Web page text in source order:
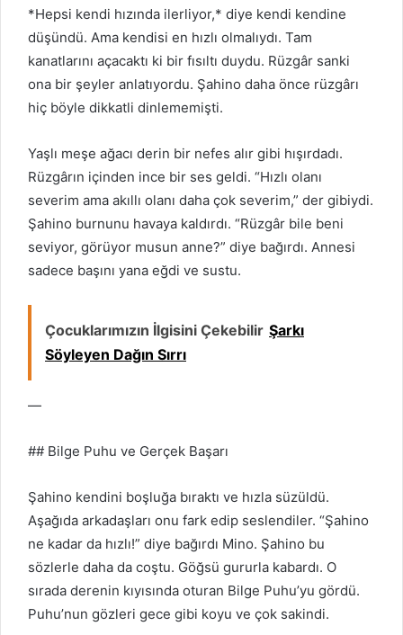
*Hepsi kendi hızında ilerliyor,* diye kendi kendine
düşündü. Ama kendisi en hızlı olmalıydı. Tam
kanatlarını açacaktı ki bir fısıltı duydu. Rüzgâr sanki
ona bir şeyler anlatıyordu. Şahino daha önce rüzgârı
hiç böyle dikkatli dinlememişti.
Yaşlı meşe ağacı derin bir nefes alır gibi hışırdadı.
Rüzgârın içinden ince bir ses geldi. “Hızlı olanı
severim ama akıllı olanı daha çok severim,” der gibiydi.
Şahino burnunu havaya kaldırdı. “Rüzgâr bile beni
seviyor, görüyor musun anne?” diye bağırdı. Annesi
sadece başını yana eğdi ve sustu.
Çocuklarımızın İlgisini Çekebilir Şarkı
Söyleyen Dağın Sırrı
—
## Bilge Puhu ve Gerçek Başarı
Şahino kendini boşluğa bıraktı ve hızla süzüldü.
Aşağıda arkadaşları onu fark edip seslendiler. “Şahino
ne kadar da hızlı!” diye bağırdı Mino. Şahino bu
sözlerle daha da coştu. Göğsü gururla kabardı. O
sırada derenin kıyısında oturan Bilge Puhu’yu gördü.
Puhu’nun gözleri gece gibi koyu ve çok sakindi.